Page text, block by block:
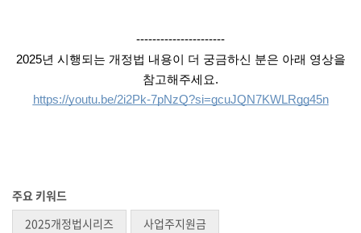
----------------------
2025년 시행되는 개정법 내용이 더 궁금하신 분은 아래 영상을
참고해주세요.
https://youtu.be/2i2Pk-7pNzQ?si=gcuJQN7KWLRgg45n
주요 키워드
2025개정법시리즈
사업주지원금